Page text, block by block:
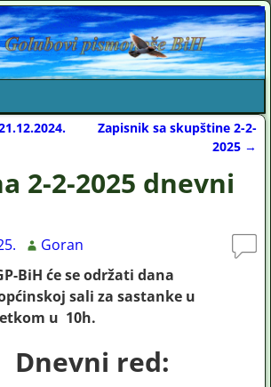
Zapisnik sa skupštine 2-2-
2025 →
2-2-2025 dnevni
Goran
BiH će se održati dana
sali za sastanke u
u 10h.
red: